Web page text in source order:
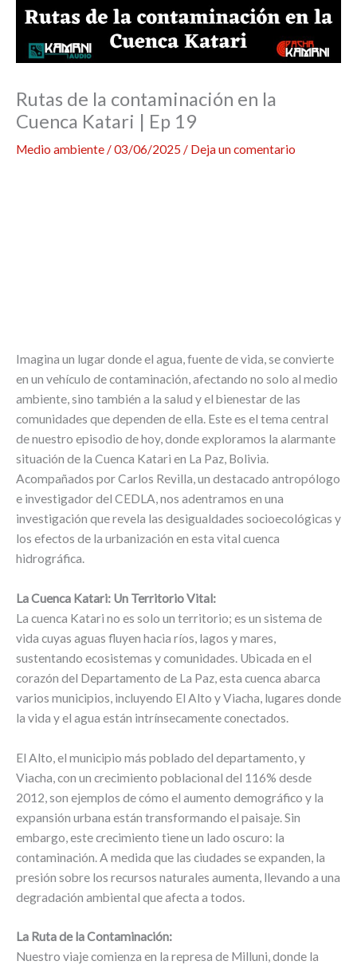
Rutas de la contaminación en la
Cuenca Katari | Ep 19
Medio ambiente/03/06/2025 / Deja un comentario
Imagina un lugar donde el agua, fuente de vida, se convierte
en un vehículo de contaminación, afectando no solo al medio
ambiente, sino también a la salud y el bienestar de las
comunidades que dependen de ella. Este es el tema central
de nuestro episodio de hoy, donde exploramos la alarmante
situación de la Cuenca Katari en La Paz, Bolivia.
Acompañados por Carlos Revilla, un destacado antropólogo
e investigador del CEDLA, nos adentramos en una
investigación que revela las desigualdades socioecológicas y
los efectos de la urbanización en esta vital cuenca
hidrográfica.
La Cuenca Katari: Un Territorio Vital:
La cuenca Katari no es solo un territorio; es un sistema de
vida cuyas aguas fluyen hacia ríos, lagos y mares,
sustentando ecosistemas y comunidades. Ubicada en el
corazón del Departamento de La Paz, esta cuenca abarca
varios municipios, incluyendo El Alto y Viacha, lugares donde
la vida y el agua están intrínsecamente conectados.
El Alto, el municipio más poblado del departamento, y
Viacha, con un crecimiento poblacional del 116% desde
2012, son ejemplos de cómo el aumento demográfico y la
expansión urbana están transformando el paisaje. Sin
embargo, este crecimiento tiene un lado oscuro: la
contaminación. A medida que las ciudades se expanden, la
presión sobre los recursos naturales aumenta, llevando a una
degradación ambiental que afecta a todos.
La Ruta de la Contaminación:
Nuestro viaje comienza en la represa de Milluni, donde la